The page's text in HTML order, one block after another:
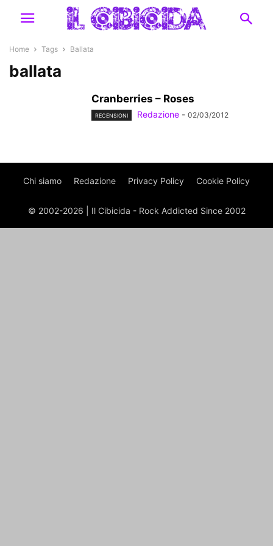
Home Tags Ballata
ballata
Cranberries – Roses
RECENSIONI Redazione - 02/03/2012
Chi siamo Redazione Privacy Policy Cookie Policy
© 2002-2026 | Il Cibicida - Rock Addicted Since 2002